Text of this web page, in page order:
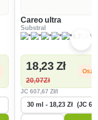
Careo ultra
Substral
(16)
18,23 Zł
20,07Zł
JC607,67 Zł/l